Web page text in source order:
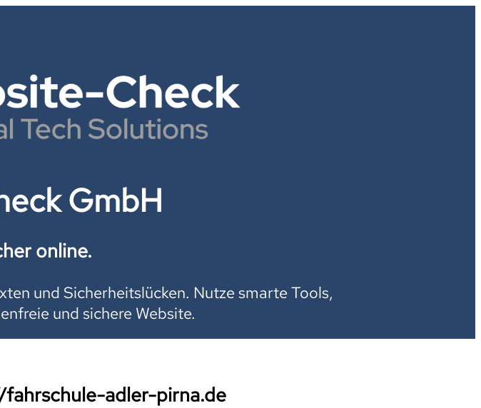
GmbH
online.
und Sicherheitslücken. Nutze smarte Tools,
und sichere Website.
adler-pirna.de